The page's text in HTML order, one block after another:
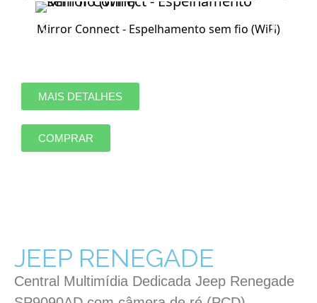
Mirror Connect - Espelhamento sem fio (WiFi)
MAIS DETALHES
COMPRAR
JEEP RENEGADE
Central Multimídia Dedicada Jeep Renegade